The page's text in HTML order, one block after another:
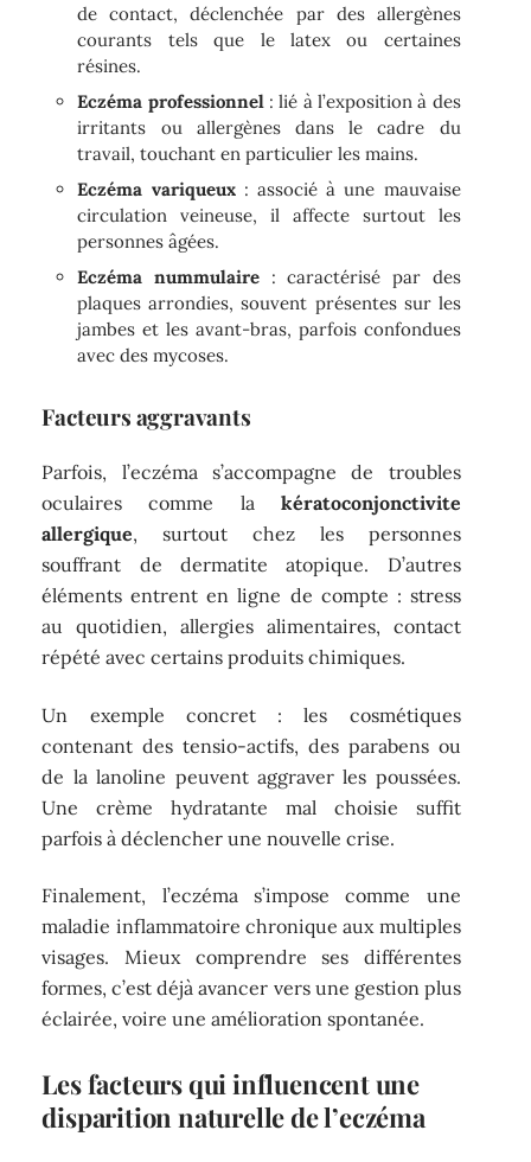
de contact, déclenchée par des allergènes
courants tels que le latex ou certaines
résines.
Eczéma professionnel: lié à l’exposition à des
irritants ou allergènes dans le cadre du
travail, touchant en particulier les mains.
Eczéma variqueux: associé à une mauvaise
circulation veineuse, il affecte surtout les
personnes âgées.
Eczéma nummulaire : caractérisé par des
plaques arrondies, souvent présentes sur les
jambes et les avant-bras, parfois confondues
avec des mycoses.
Facteurs aggravants
Parfois, l’eczéma s’accompagne de troubles
oculaires comme la kératoconjonctivite
allergique, surtout chez les personnes
souffrant de dermatite atopique. D’autres
éléments entrent en ligne de compte : stress
au quotidien, allergies alimentaires, contact
répété avec certains produits chimiques.
Un exemple concret : les cosmétiques
contenant des tensio-actifs, des parabens ou
de la lanoline peuvent aggraver les poussées.
Une crème hydratante mal choisie suffit
parfois à déclencher une nouvelle crise.
Finalement, l’eczéma s’impose comme une
maladie inflammatoire chronique aux multiples
visages. Mieux comprendre ses différentes
formes, c’est déjà avancer vers une gestion plus
éclairée, voire une amélioration spontanée.
Les facteurs qui influencent une
disparition naturelle de l’eczéma